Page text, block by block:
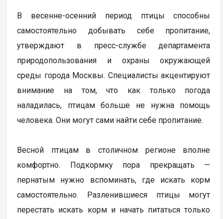
В весенне-осенний период птицы способны
самостоятельно добывать себе пропитание,
утверждают в пресс-службе департамента
природопользования и охраны окружающей
среды города Москвы. Специалисты акцентируют
внимание на том, что как только погода
наладилась, птицам больше не нужна помощь
человека. Они могут сами найти себе пропитание.
Весной птицам в столичном регионе вполне
комфортно. Подкормку пора прекращать —
пернатым нужно вспоминать, где искать корм
самостоятельно. Разленившиеся птицы могут
перестать искать корм и начать питаться только